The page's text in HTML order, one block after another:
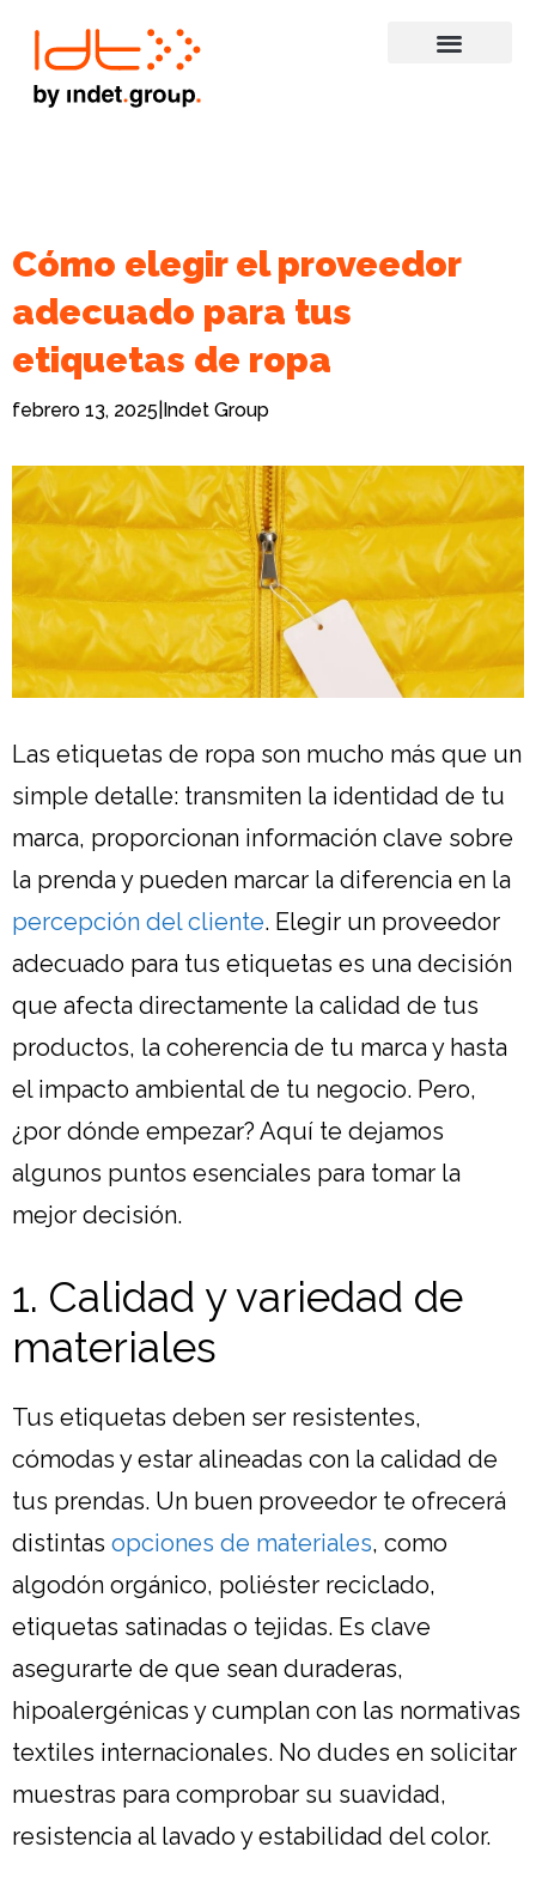
Cómo elegir el proveedor
adecuado para tus
etiquetas de ropa
febrero 13, 2025 Indet Group
Las etiquetas de ropa son mucho más que un
simple detalle: transmiten la identidad de tu
marca, proporcionan información clave sobre
la prenda y pueden marcar la diferencia en la
percepción del cliente. Elegir un proveedor
adecuado para tus etiquetas es una decisión
que afecta directamente la calidad de tus
productos, la coherencia de tu marca y hasta
el impacto ambiental de tu negocio. Pero,
¿por dónde empezar? Aquí te dejamos
algunos puntos esenciales para tomar la
mejor decisión.
1. Calidad y variedad de
materiales
Tus etiquetas deben ser resistentes,
cómodas y estar alineadas con la calidad de
tus prendas. Un buen proveedor te ofrecerá
distintas opciones de materiales, como
algodón orgánico, poliéster reciclado,
etiquetas satinadas o tejidas. Es clave
asegurarte de que sean duraderas,
hipoalergénicas y cumplan con las normativas
textiles internacionales. No dudes en solicitar
muestras para comprobar su suavidad,
resistencia al lavado y estabilidad del color.